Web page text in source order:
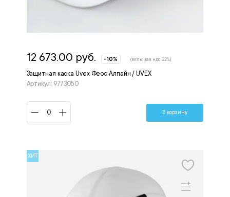
Защитная каска Uvex Феос Алпайн / UVEX
Артикул: 9773050
12 673.00 руб. -10% (включая ндс 22%)
В корзину
ХИТ